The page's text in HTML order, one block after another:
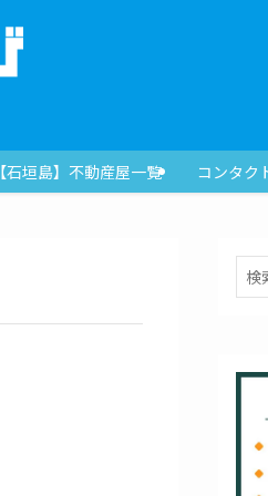
【石垣島】不動産屋一覧 コンタク